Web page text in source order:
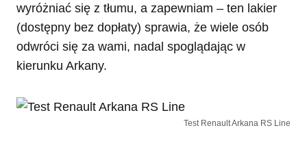
wyróżniać się z tłumu, a zapewniam – ten lakier
(dostępny bez dopłaty) sprawia, że wiele osób
odwróci się za wami, nadal spoglądając w
kierunku Arkany.
Test Renault Arkana RS Line